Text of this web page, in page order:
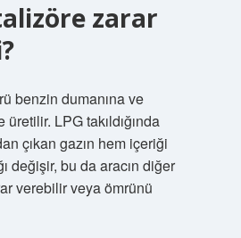
zarar
benzin dumanına ve
üretilir. LPG takıldığında
çıkan gazın hem içeriği
değişir, bu da aracın diğer
verebilir veya ömrünü